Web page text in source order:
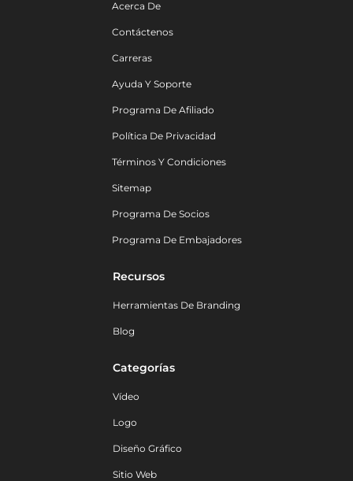
Acerca De
Contáctenos
Carreras
Ayuda Y Soporte
Programa De Afiliado
Política De Privacidad
Términos Y Condiciones
Sitemap
Programa De Socios
Programa De Embajadores
Recursos
Herramientas De Branding
Blog
Categorías
Vídeo
Logo
Diseño Gráfico
Sitio Web